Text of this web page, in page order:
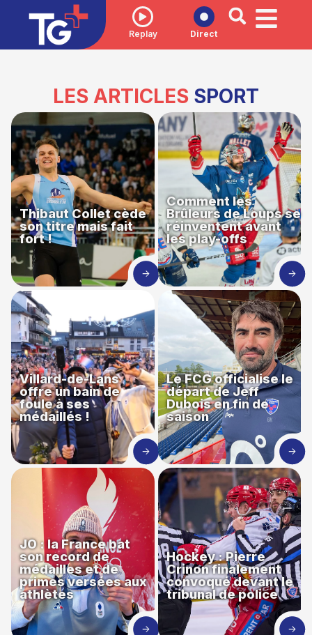
Replay Direct
LES ARTICLES SPORT
Thibaut Collet cède
son titre mais fait
fort !
Comment les
Brûleurs de Loups se
réinventent avant
les play-offs
Villard-de-Lans
offre un bain de
foule à ses
médaillés !
Le FCG officialise le
départ de Jeff
Dubois en fin de
saison
JO : la France bat
son record de
médailles et de
primes versées aux
athlètes
Hockey : Pierre
Crinon finalement
convoqué devant le
tribunal de police